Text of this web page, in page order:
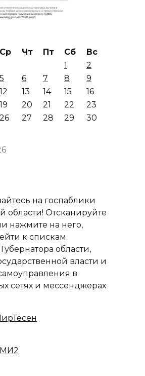
Ср Чт Пт Сб
Вс
1
2
5 6 7 8
9
12 13 14 15
16
19 20 21 22
23
26 27 28 29
30
на госпаблики
области! Отсканируйте
нажмите на него,
к спискам
области,
власти и
в
сетях и мессенджерах